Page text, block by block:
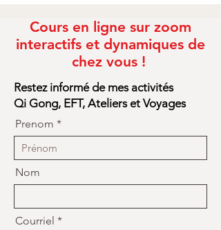
Cours en ligne sur zoom
interactifs et dynamiques de
chez vous !
Restez informé de mes activités
Qi Gong, EFT, Ateliers et Voyages
Prenom
Nom
Courriel